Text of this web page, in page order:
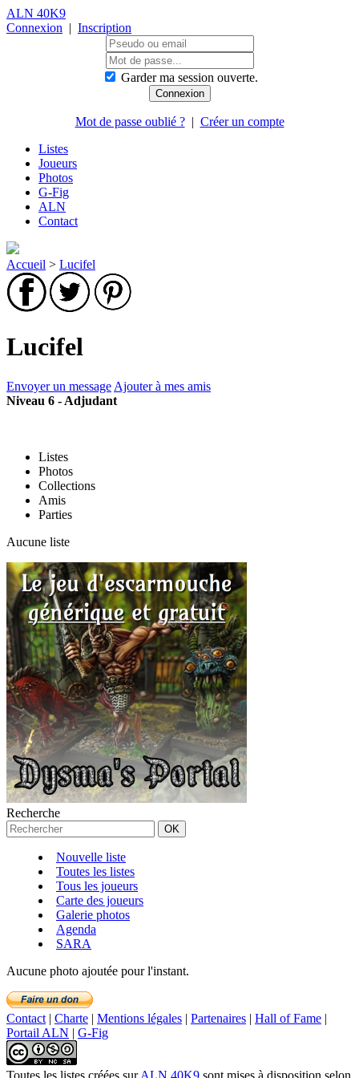
ALN 40K9
Connexion | Inscription
Garder ma session ouverte.
Mot de passe oublié ?| Créer un compte
Listes
Joueurs
Photos
G-Fig
ALN
Contact
Accueil > Lucifel
Lucifel
Envoyer un message Ajouter à mes amis
Niveau 6 - Adjudant
Listes
Photos
Collections
Amis
Parties
Aucune liste
Recherche
Nouvelle liste
Toutes les listes
Tous les joueurs
Carte des joueurs
Galerie photos
Agenda
SARA
Aucune photo ajoutée pour l'instant.
Contact | Charte | Mentions légales | Partenaires | Hall of Fame |
Portail ALN | G-Fig
Toutes les listes créées sur ALN 40K9 sont mises à disposition selon